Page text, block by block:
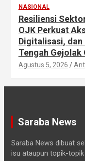
NASIONAL
Resiliensi
OJK Perkuat
Digitalisasi, dan
Tengah Gejolak
Agustus 5, 2026
Saraba News
Saraba News dibuat
isu ataupun topik-